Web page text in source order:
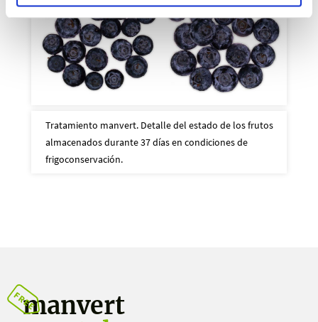
Tratamiento manvert. Detalle del estado de los frutos
almacenados durante 37 días en condiciones de
frigoconservación.
manvert